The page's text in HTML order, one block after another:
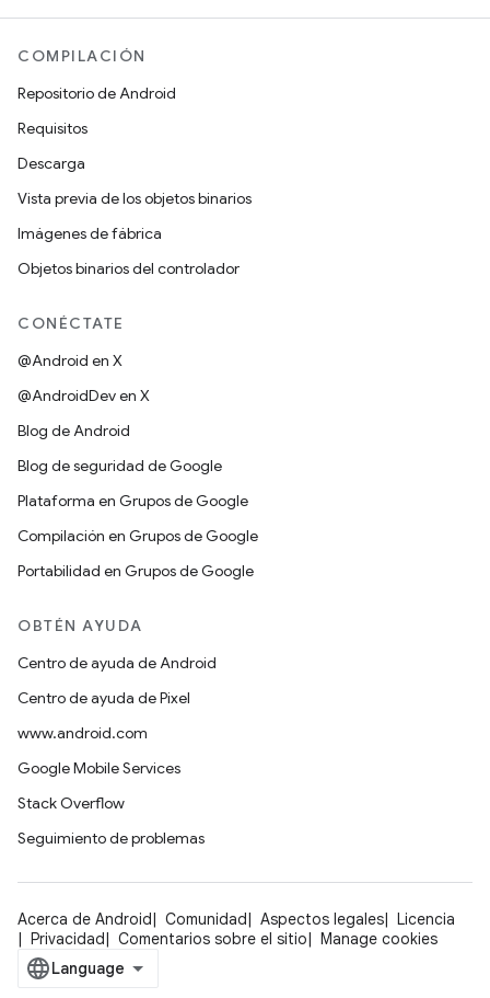
COMPILACIÓN
Repositorio de Android
Requisitos
Descarga
Vista previa de los objetos binarios
Imágenes de fábrica
Objetos binarios del controlador
CONÉCTATE
@Android en X
@AndroidDev en X
Blog de Android
Blog de seguridad de Google
Plataforma en Grupos de Google
Compilación en Grupos de Google
Portabilidad en Grupos de Google
OBTÉN AYUDA
Centro de ayuda de Android
Centro de ayuda de Pixel
www.android.com
Google Mobile Services
Stack Overflow
Seguimiento de problemas
Acerca de Android Comunidad Aspectos legales
Licencia
Privacidad
Comentarios sobre el sitio Manage cookies